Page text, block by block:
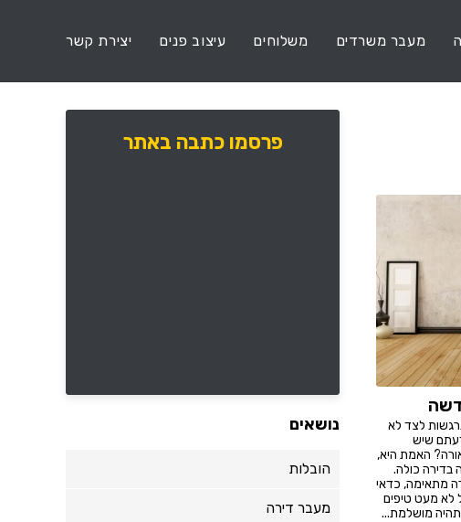
מעבר משרדים משלוחים עיצוב פנים יצירת קשר
לצד לא
שיש
האמת היא,
בדירה כולה.
מתאימה, כדאי
לא מעט טיפים
תהיה מושלמת...
פרסמו כתבה באתר
נושאים
הובלות
מעבר דירה